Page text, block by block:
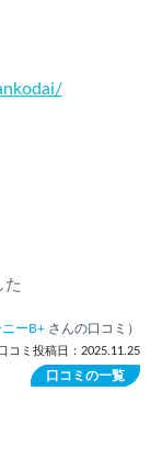
た
ニーB+ さんの口コミ）
コミ投稿日：2025.11.25
口コミの一覧